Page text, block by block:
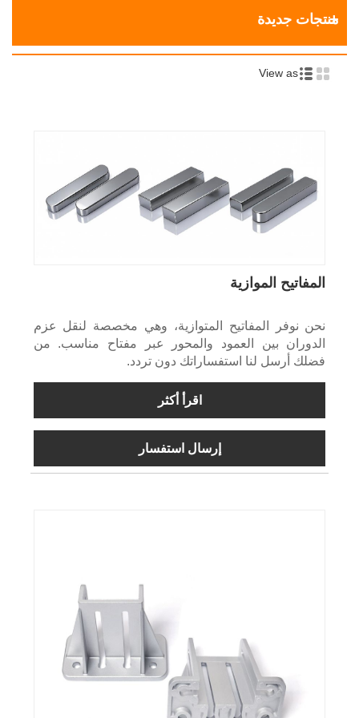
منتجات جديدة
View as
المفاتيح الموازية
نحن نوفر المفاتيح المتوازية، وهي مخصصة لنقل عزم
الدوران بين العمود والمحور عبر مفتاح مناسب. من
فضلك أرسل لنا استفساراتك دون تردد.
اقرأ أكثر
إرسال استفسار